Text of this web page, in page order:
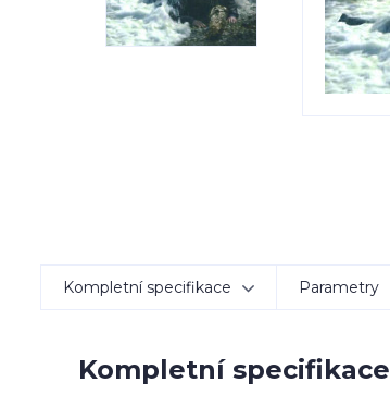
Kompletní specifikace Parametry
Kompletní specifikace